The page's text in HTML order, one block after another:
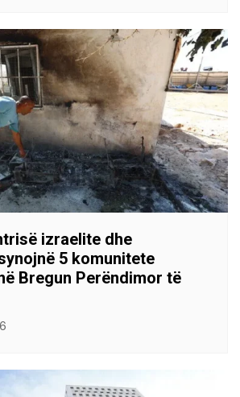
izraelite dhe
5 komunitete
Bregun Perëndimor të